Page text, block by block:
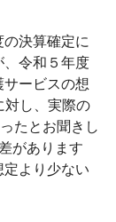
決算確定に
令和５年度
ービスの想
対し、実際の
たとお聞きし
があります
より少ない